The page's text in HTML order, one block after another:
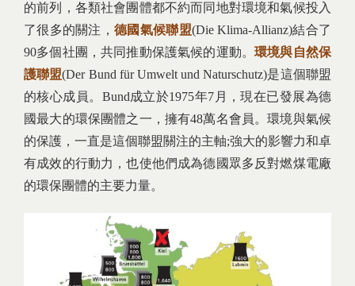
的前列，各類社會團體都不約而同地對環境和氣候投入
了很多的關注，德國氣候聯盟(Die Klima-Allianz)結合了
90多個社團，共同推動保護氣候的運動。環境與自然保
護聯盟(Der Bund für Umwelt und Naturschutz)是這個聯盟
的核心成員。Bund成立於1975年7月，現在已發展為德
國最大的環保團體之一，擁有48萬名會員。環境與氣候
的保護，一直是這個聯盟關注的主軸;強大的影響力和卓
有成效的行動力，也使他們成為德國眾多反對燃煤電廠
的環保團體的主要力量。